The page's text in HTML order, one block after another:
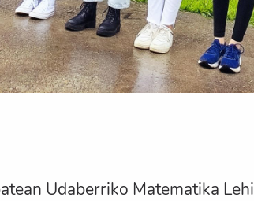
Udaberriko Matematika